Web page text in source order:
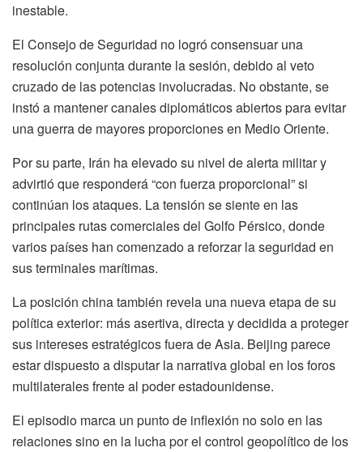
inestable.
El Consejo de Seguridad no logró consensuar una
resolución conjunta durante la sesión, debido al veto
cruzado de las potencias involucradas. No obstante, se
instó a mantener canales diplomáticos abiertos para evitar
una guerra de mayores proporciones en Medio Oriente.
Por su parte, Irán ha elevado su nivel de alerta militar y
advirtió que responderá “con fuerza proporcional” si
continúan los ataques. La tensión se siente en las
principales rutas comerciales del Golfo Pérsico, donde
varios países han comenzado a reforzar la seguridad en
sus terminales marítimas.
La posición china también revela una nueva etapa de su
política exterior: más asertiva, directa y decidida a proteger
sus intereses estratégicos fuera de Asia. Beijing parece
estar dispuesto a disputar la narrativa global en los foros
multilaterales frente al poder estadounidense.
El episodio marca un punto de inflexión no solo en las
relaciones sino en la lucha por el control geopolítico de los